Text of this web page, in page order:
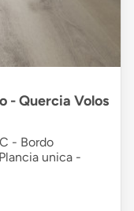
- Quercia Volos
- Bordo
unica -